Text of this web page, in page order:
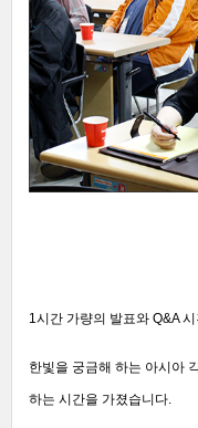
1시간 가량의 발표와 Q&A
한빛을 궁금해 하는 아시아
하는 시간을 가졌습니다.